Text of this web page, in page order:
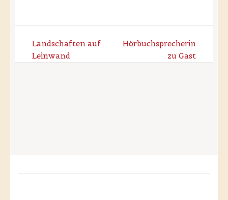
Post
navigation
Landschaften auf
Leinwand
Hörbuchsprecherin
zu Gast